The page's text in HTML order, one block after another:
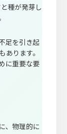
種が発芽し
足を引き起
ります。
に重要な要
、物理的に